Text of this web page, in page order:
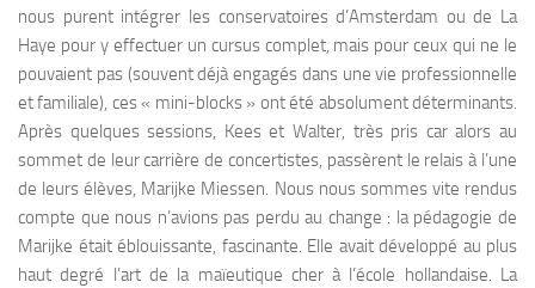
nous purent intégrer les conservatoires d’Amsterdam ou de La
Haye pour y effectuer un cursus complet, mais pour ceux qui ne le
pouvaient pas (souvent déjà engagés dans une vie professionnelle
et familiale), ces « mini-blocks » ont été absolument déterminants.
Après quelques sessions, Kees et Walter, très pris car alors au
sommet de leur carrière de concertistes, passèrent le relais à l’une
de leurs élèves, Marijke Miessen. Nous nous sommes vite rendus
compte que nous n’avions pas perdu au change : la pédagogie de
Marijke était éblouissante, fascinante. Elle avait développé au plus
haut degré l’art de la maïeutique cher à l’école hollandaise. La